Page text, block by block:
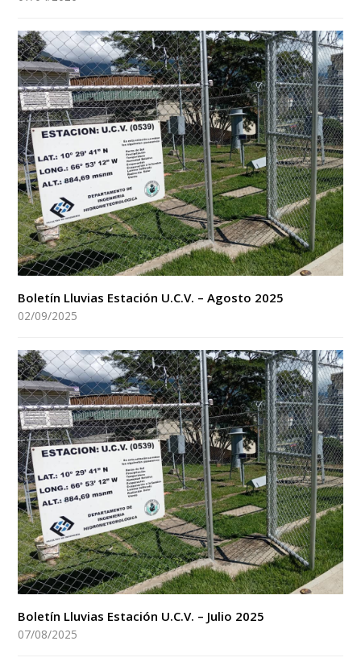
Boletín Lluvias Estación U.C.V. – Agosto 2025
02/09/2025
Boletín Lluvias Estación U.C.V. – Julio 2025
07/08/2025